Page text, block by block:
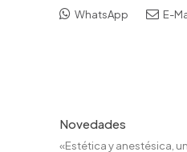
WhatsApp E-
Novedades
«Estética y anestésica,